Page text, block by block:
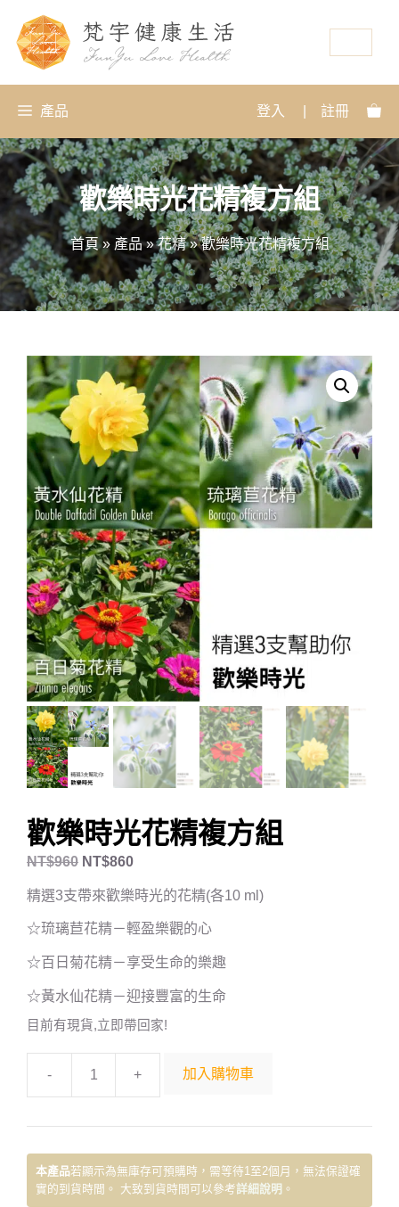
產品 登入 註冊
歡樂時光花精複方組
首頁 » 產品 » 花精 » 歡樂時光花精複方組
歡樂時光花精複方組
NT$960 NT$860
精選3支帶來歡樂時光的花精(各10 ml)
☆琉璃苣花精－輕盈樂觀的心
☆百日菊花精－享受生命的樂趣
☆黃水仙花精－迎接豐富的生命
目前有現貨,立即帶回家!
- + 加入購物車
本產品若顯示為無庫存可預購時，需等待1至2個月，無法保證確
實的到貨時間。 大致到貨時間可以參考詳細說明 。